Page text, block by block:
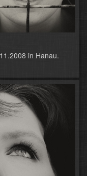
in Hanau.